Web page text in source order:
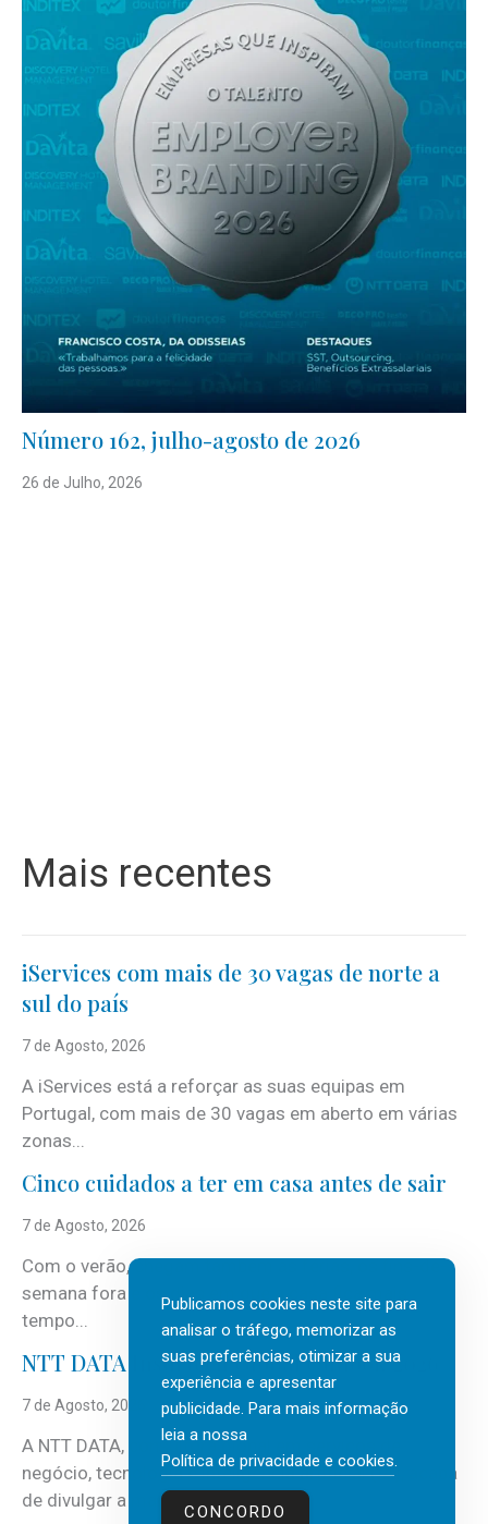
Número 162, julho-agosto de 2026
26 de Julho, 2026
Mais recentes
iServices com mais de 30 vagas de norte a
sul do país
7 de Agosto, 2026
A iServices está a reforçar as suas equipas em
Portugal, com mais de 30 vagas em aberto em várias
zonas...
Cinco cuidados a ter em casa antes de sair
7 de Agosto, 2026
Com o verão, chegam também as férias, os fins-de-
semana fora e os dias em que a casa fica mais
tempo...
NTT DATA Insurtech Global Outlook 2026
7 de Agosto, 2026
A NTT DATA, consultora global em serviços de
negócio, tecnologia e inteligência artificial (IA), acaba
de divulgar a mais recente...
Publicamos cookies neste site para
analisar o tráfego, memorizar as
suas preferências, otimizar a sua
experiência e apresentar
publicidade. Para mais informação
leia a nossa
Política de privacidade e cookies.
CONCORDO